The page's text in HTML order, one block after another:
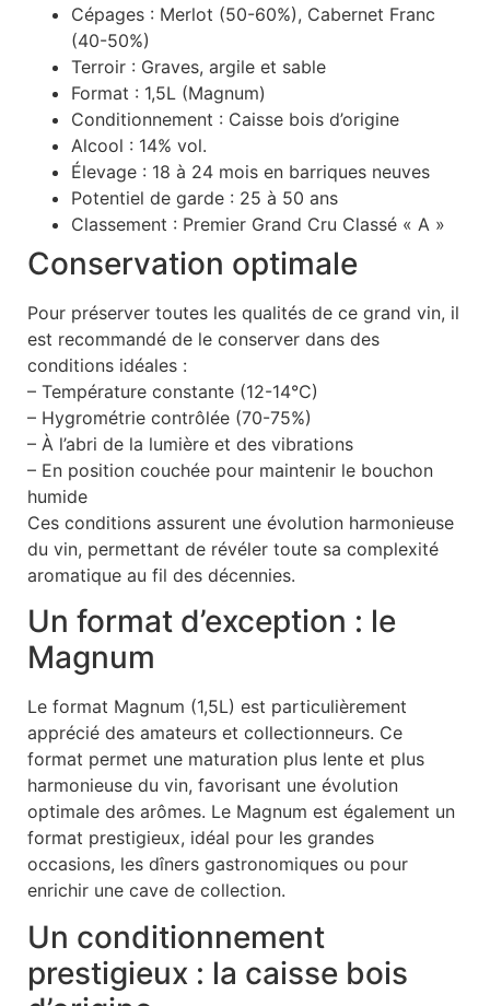
Cépages : Merlot (50-60%), Cabernet Franc
(40-50%)
Terroir : Graves, argile et sable
Format : 1,5L (Magnum)
Conditionnement : Caisse bois d’origine
Alcool : 14% vol.
Élevage : 18 à 24 mois en barriques neuves
Potentiel de garde : 25 à 50 ans
Classement : Premier Grand Cru Classé « A »
Conservation optimale
Pour préserver toutes les qualités de ce grand vin, il
est recommandé de le conserver dans des
conditions idéales :
– Température constante (12-14°C)
– Hygrométrie contrôlée (70-75%)
– À l’abri de la lumière et des vibrations
– En position couchée pour maintenir le bouchon
humide
Ces conditions assurent une évolution harmonieuse
du vin, permettant de révéler toute sa complexité
aromatique au fil des décennies.
Un format d’exception : le
Magnum
Le format Magnum (1,5L) est particulièrement
apprécié des amateurs et collectionneurs. Ce
format permet une maturation plus lente et plus
harmonieuse du vin, favorisant une évolution
optimale des arômes. Le Magnum est également un
format prestigieux, idéal pour les grandes
occasions, les dîners gastronomiques ou pour
enrichir une cave de collection.
Un conditionnement
prestigieux : la caisse bois